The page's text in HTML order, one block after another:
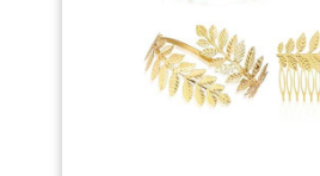
événements à thème antique